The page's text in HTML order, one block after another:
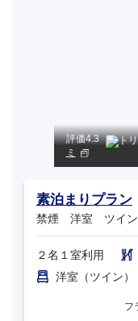
評価4.3
ミ
素泊まりプラン
禁煙 洋室 ツイ
２名１室利用
洋室（ツイン）
フ